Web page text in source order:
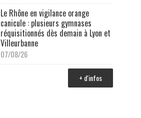
Le Rhône en vigilance orange
canicule : plusieurs gymnases
réquisitionnés dès demain à Lyon et
Villeurbanne
07/08/26
+ d'infos